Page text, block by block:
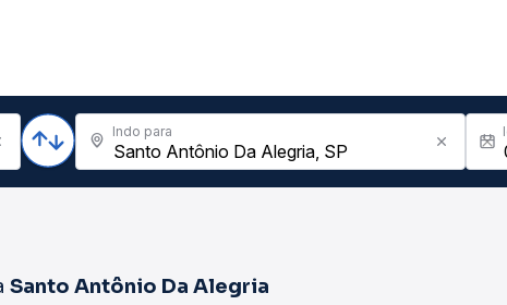
Indo para
Santo Antônio Da Alegria